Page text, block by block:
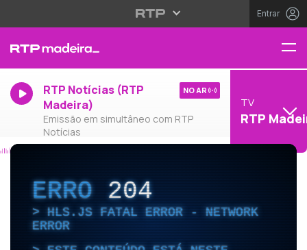
Entrar
RTP Notícias (RTP
Madeira)
Emissão em simultâneo com RTP
Notícias
NO AR
TV
RTP
ERRO204
HLS.JS FATAL ERROR - NETWORK
ERROR